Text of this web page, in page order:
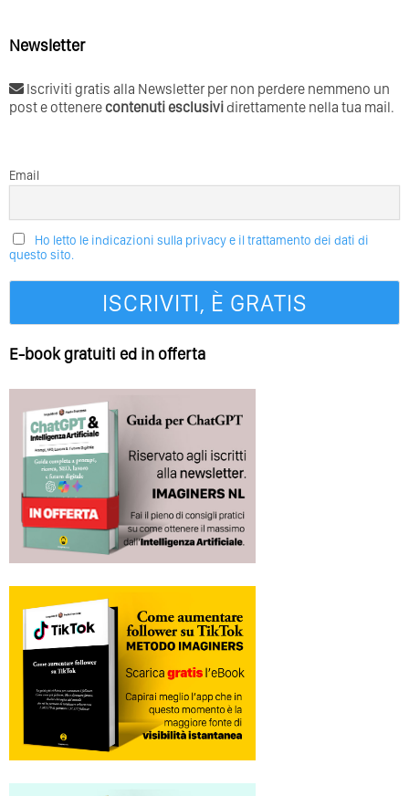
Newsletter
Iscriviti gratis alla Newsletter per non perdere nemmeno un
post e ottenerecontenuti esclusividirettamente nella tua mail.
Email
Ho letto le indicazioni sulla privacy e il trattamento dei dati di
questo sito.
E-book gratuiti ed in offerta